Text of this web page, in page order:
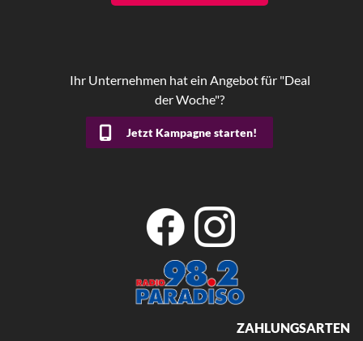
Ihr Unternehmen hat ein Angebot für "Deal
der Woche"?
Jetzt Kampagne starten!
ZAHLUNGSARTEN